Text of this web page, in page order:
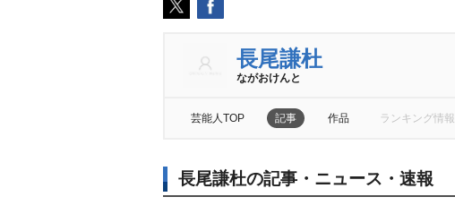
長尾謙杜
ながおけんと
芸能人TOP 記事 作品 ランキング情報
長尾謙杜の記事・ニュース・速報